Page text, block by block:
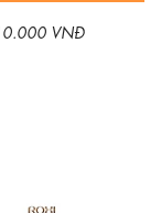
VNĐ